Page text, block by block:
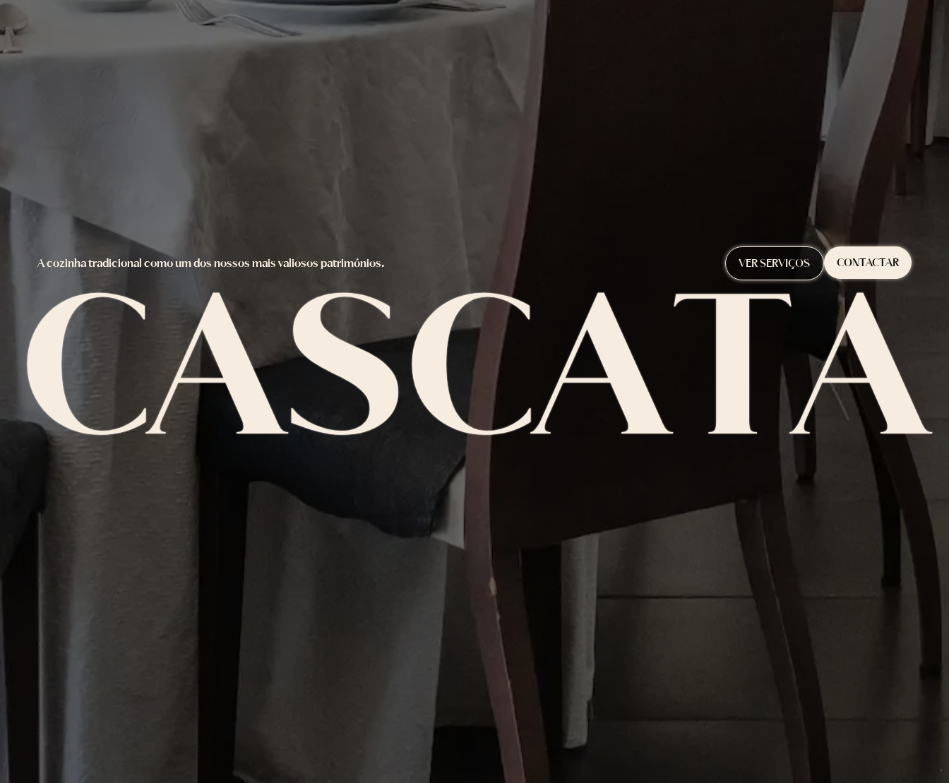
A cozinha trad icional como um dos nossos mais val iosos patrimónios. VER SERVIÇOS CONTACTAR
CASCATA